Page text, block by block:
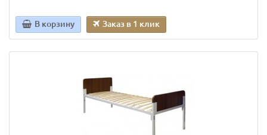
В корзину Заказ в 1 клик